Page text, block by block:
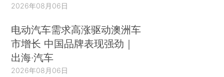
2026年08月06日
电动汽车需求高涨驱动澳洲车
市增长 中国品牌表现强劲｜
出海·汽车
2026年08月06日